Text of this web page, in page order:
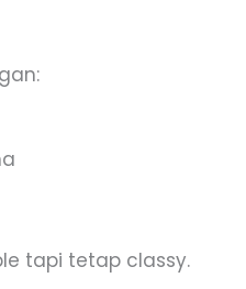
tapi tetap classy.